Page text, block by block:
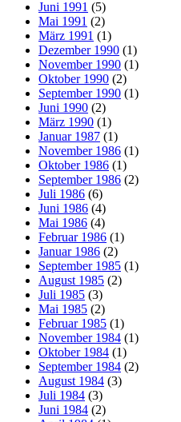
Juni 1991 (5)
Mai 1991 (2)
März 1991 (1)
Dezember 1990 (1)
November 1990 (1)
Oktober 1990 (2)
September 1990 (1)
Juni 1990 (2)
März 1990 (1)
Januar 1987 (1)
November 1986 (1)
Oktober 1986 (1)
September 1986 (2)
Juli 1986 (6)
Juni 1986 (4)
Mai 1986 (4)
Februar 1986 (1)
Januar 1986 (2)
September 1985 (1)
August 1985 (2)
Juli 1985 (3)
Mai 1985 (2)
Februar 1985 (1)
November 1984 (1)
Oktober 1984 (1)
September 1984 (2)
August 1984 (3)
Juli 1984 (3)
Juni 1984 (2)